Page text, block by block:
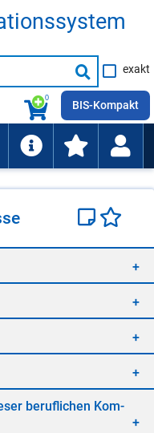
Suche
starten
exakt
0
BIS-Kompakt
be­ruf­li­chen Kom­